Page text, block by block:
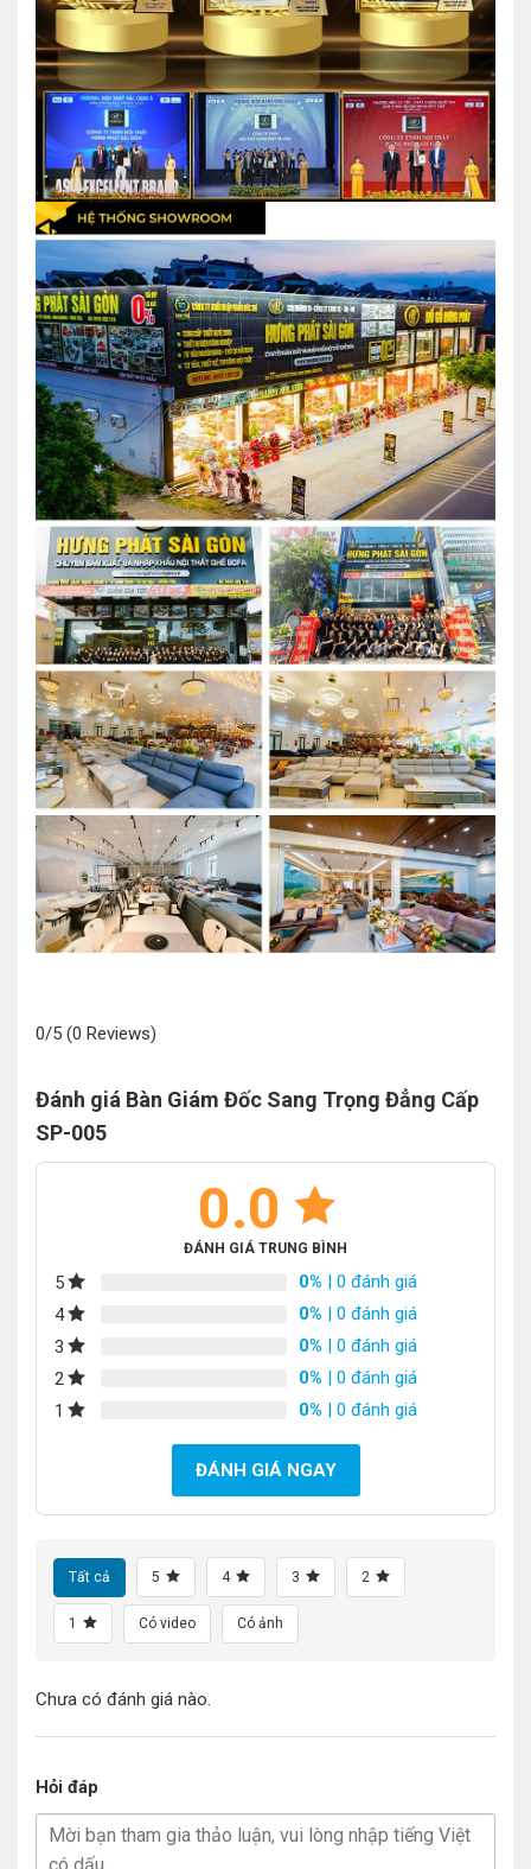
0/5 (0 Reviews)
Đánh giá Bàn Giám Đốc Sang Trọng Đẳng Cấp
SP-005
0.0
ĐÁNH GIÁ TRUNG BÌNH
5 0% | 0 đánh giá
4
0% | 0 đánh giá
3
0% | 0 đánh giá
2
0% | 0 đánh giá
1
0% | 0 đánh giá
ĐÁNH GIÁ NGAY
Tất cả 5 4 3 2
1 Có video Có ảnh
Chưa có đánh giá nào.
Hỏi đáp